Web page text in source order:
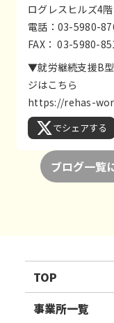
ログレスヒルズ4階
電話：03-5980-
FAX： 03-5980-
▼就労継続支援B
ジはこちら
https://rehas-
でシェアする
ブログ一覧
TOP
リハスワーク
事業所一覧